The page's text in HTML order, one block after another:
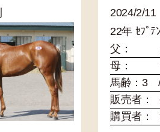
2024/2/
22年 ｾﾌﾟﾃ
父：
母：
馬齢：3
販売者：
購買者：